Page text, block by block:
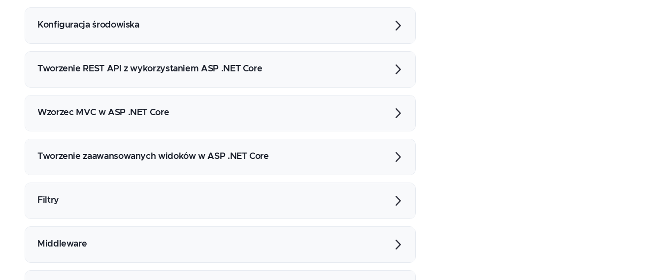
Założenia ASP .NET Core
Konfiguracja środowiska
Konfiguracja usług
Tworzenie REST API z wykorzystaniem ASP .NET Core
Tworzenie kontrolerów REST API
ModelState i obsługa JSON Patch
Wzorzec MVC w ASP .NET Core
Renderowanie widoku po stronie klienta vs wykonywanie tego na serwerze
Tworzenie zaawansowanych widoków w ASP .NET Core
System tworzenia layoutów
Filtry
Rodzaje filtrów
Middleware